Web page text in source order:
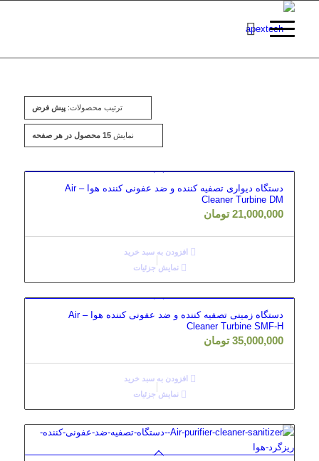
ترتیب محصولات:پیش فرض
نمایش15 محصول در هر صفحه
دستگاه دیواری تصفیه کننده و ضد عفونی کننده هوا – Air
Cleaner Turbine DM
21,000,000 تومان
افزودن به سبد خرید
نمایش جزئیات
دستگاه زمینی تصفیه کننده و ضد عفونی کننده هوا – Air
Cleaner Turbine SMF-H
35,000,000 تومان
افزودن به سبد خرید
نمایش جزئیات